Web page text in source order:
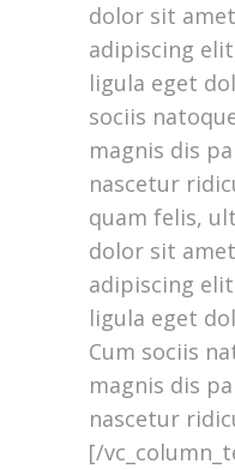
dolor sit
adipiscing
ligula eget
sociis
magnis dis
nascetur
quam felis,
dolor sit
adipiscing
ligula eget
Cum sociis
magnis dis
nascetur
[/